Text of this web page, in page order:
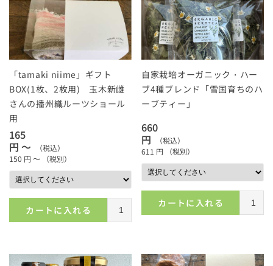
「tamaki niime」ギフト
BOX(1枚、2枚用) 玉木新雌
さんの播州織ルーツショール
用
165
円 ～
（税込）
150 円 ～ （税別）
カートに入れる
自家栽培オーガニック・ハー
ブ4種ブレンド「雪国育ちのハ
ーブティー」
660
円
（税込）
611 円 （税別）
カートに入れる